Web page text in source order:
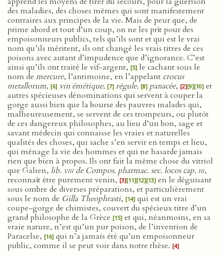
des maladies, des choses mêmes qui sont manifestement
contraires aux principes de la vie. Mais de peur que, de
prime abord et tout d’un coup, on ne les prît pour des
empoisonneurs publics, tels qu’ils sont et qui est le vrai
nom qu’ils méritent, ils ont changé les vrais titres de ces
poisons avec autant d’impudence que d’ignorance. C’est
ainsi qu’ils ont traité le vif-argent, [5] le cachant sous le
nom de mercure, l’antimoine, en l’appelant crocus
metallorum, [6] vin émétique, [7] régule, [8] panacée, [2][9][10] et
autres spécieuses dénominations qui servent à couper la
gorge aussi bien que la bourse des pauvres malades qui,
malheureusement, se servent de ces trompeurs, ou plutôt
de ces dangereux philosophes, au lieu d’un bon, sage et
savant médecin qui connaisse les vraies et naturelles
qualités des choses, qui sache s’en servir en temps et lieu,
qui ménage la vie des hommes et qui ne hasarde jamais
rien que bien à propos. Ils ont fait la même chose du vitriol
que Galien, lib. viiide Compos. pharmac. sec. locos cap. iii,
reconnaît être purement venin, [3][11][12][13] en le déguisant
sous ombre de diverses préparations, et particulièrement
sous le nom de Gilla Theophrasti, [14] qui est un vrai
coupe-gorge de chimistes, couvert du spécieux titre d’un
grand philosophe de la Grèce [15] et qui, néanmoins, en sa
vraie nature, n’est qu’un pur poison, de l’invention de
Paracelse, [16] qui n’a jamais été qu’un empoisonneur
public, comme il se peut voir dans notre thèse. [4]